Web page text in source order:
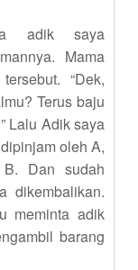
adik saya
Mama
“Dek,
Terus baju
Lalu Adik saya
oleh A,
Dan sudah
dikembalikan.
meminta adik
barang